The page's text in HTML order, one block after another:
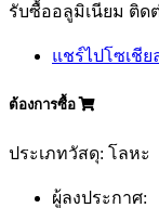
รับซื้ออลูมิเนียม ติดต่
แชร์ไปโซเชีย
ต้องการซื้อ
ประเภทวัสดุ: โลหะ
ผู้ลงประกาศ: